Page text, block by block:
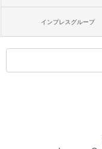
インプレスグループ